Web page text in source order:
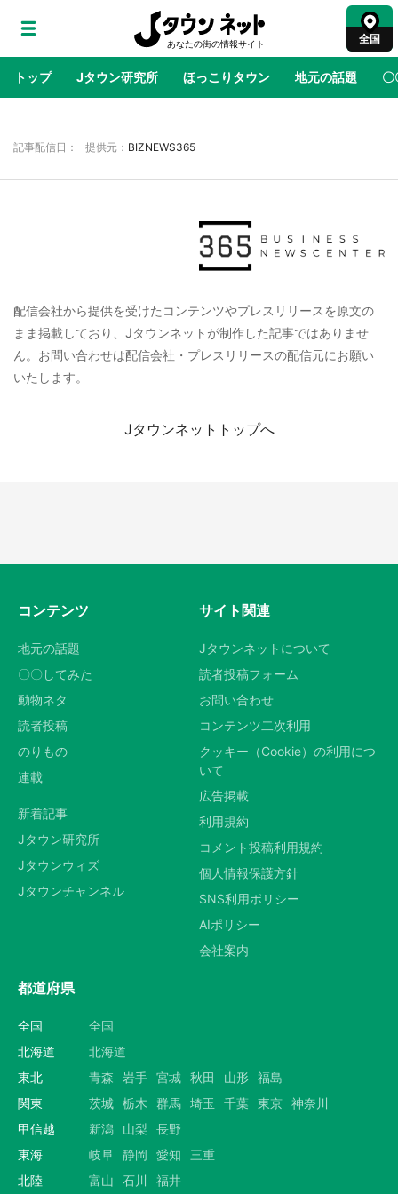
全国
選択する
トップ Jタウン研究所 ほっこりタウン 地元の話題 〇
【7／31～1／31】
の「猫猫像」も【8／1～10／26】
日向翔陽＆影山飛雄が笹かまを食べる！ アニ
『小林さんちのメイドラゴン』と舞台のモデ
記事配信日： 提供元： BIZNEWS365
配信会社から提供を受けたコンテンツやプレスリリースを原文の
まま掲載しており、Jタウンネットが制作した記事ではありませ
ん。お問い合わせは配信会社・プレスリリースの配信元にお願い
いたします。
Jタウンネットトップへ
コンテンツ
地元の話題
〇〇してみた
動物ネタ
読者投稿
のりもの
連載
新着記事
Jタウン研究所
Jタウンウィズ
Jタウンチャンネル
サイト関連
Jタウンネットについて
読者投稿フォーム
お問い合わせ
コンテンツ二次利用
クッキー（Cookie）の利用につ
いて
広告掲載
利用規約
コメント投稿利用規約
個人情報保護方針
SNS利用ポリシー
AIポリシー
会社案内
都道府県
全国
全国
北海道
北海道
東北
青森 岩手 宮城 秋田 山形 福島
関東
茨城 栃木 群馬 埼玉 千葉 東京 神奈川
甲信越
新潟 山梨
長野
東海
岐阜 静岡 愛知
三重
北陸
富山 石川 福井